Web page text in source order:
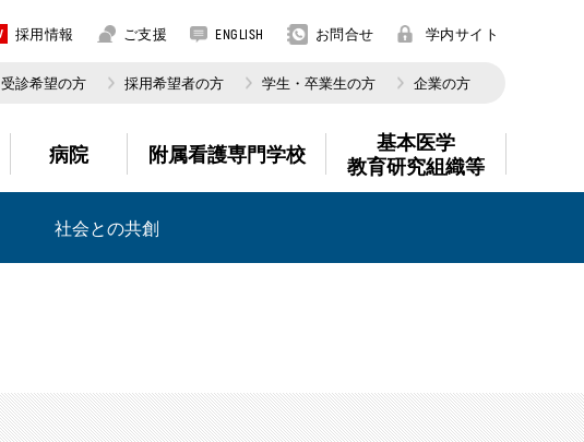
採用情報 ご支援 ENGLISH お問合せ 学内サイト
受診希望の方 採用希望者の方 学生・卒業生の方 企業の方
社会との共創
病院 附属看護専門学校
基本医学
教育研究組織等